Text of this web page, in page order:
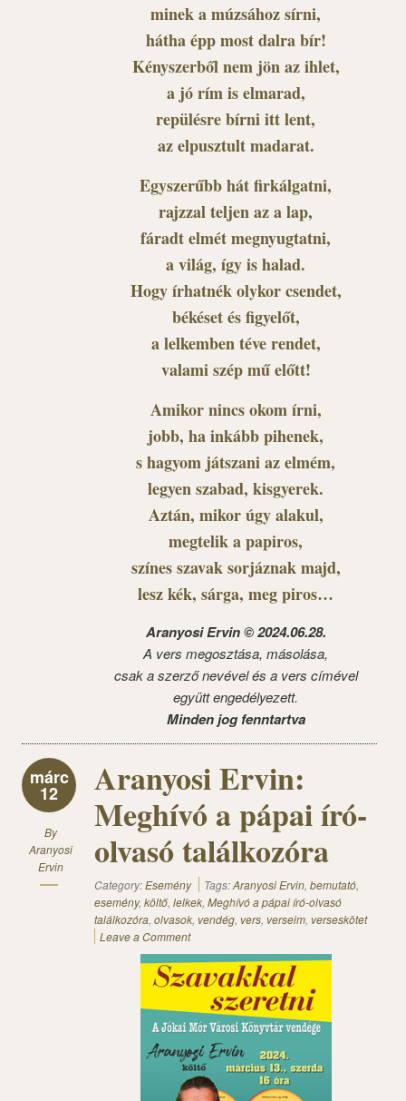
minek a múzsához sírni,
hátha épp most dalra bír!
Kényszerből nem jön az ihlet,
a jó rím is elmarad,
repülésre bírni itt lent,
az elpusztult madarat.
Egyszerűbb hát firkálgatni,
rajzzal teljen az a lap,
fáradt elmét megnyugtatni,
a világ, így is halad.
Hogy írhatnék olykor csendet,
békéset és figyelőt,
a lelkemben téve rendet,
valami szép mű előtt!
Amikor nincs okom írni,
jobb, ha inkább pihenek,
s hagyom játszani az elmém,
legyen szabad, kisgyerek.
Aztán, mikor úgy alakul,
megtelik a papiros,
színes szavak sorjáznak majd,
lesz kék, sárga, meg piros…
Aranyosi Ervin © 2024.06.28.
A vers megosztása, másolása,
csak a szerző nevével és a vers címével
együtt engedélyezett.
Minden jog fenntartva
márc
12
By
Aranyosi
Ervin
Aranyosi Ervin:
Meghívó a pápai író-
olvasó találkozóra
Category:Esemény Tags:Aranyosi Ervin, bemutató,
esemény, költő, lelkek, Meghívó a pápai író-olvasó
találkozóra, olvasok, vendég, vers, verseim, verseskötet
Leave a Comment